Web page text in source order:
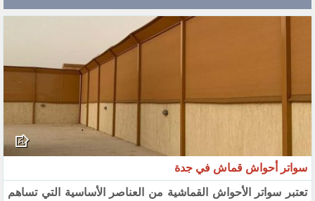
سواتر أحواش قماش في جدة
تعتبر سواتر الأحواش القماشية من العناصر الأساسية التي تساهم